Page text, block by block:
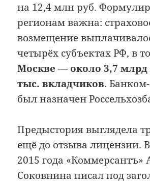
на 12,4 млн руб.
регионам важна:
возмещение
четырёх субъектах РФ, в
Москве — около 3,7 млрд
тыс. вкладчиков.
был назначен
Предыстория выглядела
ещё до отзыва лицензии.
2015 года «Коммерсантъ»
Соковнина писал под